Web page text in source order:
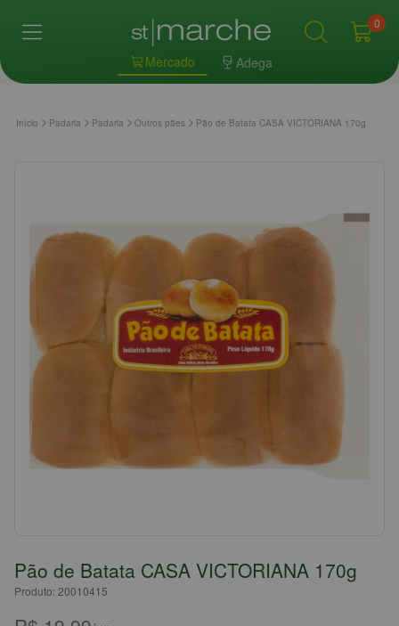
Mercado Adega
0
Início Padaria Padaria Outros pães Pão de Batata CASA VICTORIANA 170g
Pão de Batata CASA VICTORIANA 170g
Produto: 20010415